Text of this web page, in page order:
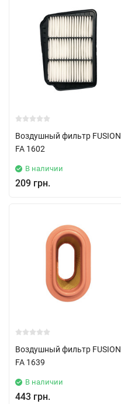
Воздушный фильтр FUSION
FA 1602
В наличии
209 грн.
Воздушный фильтр FUSION
FA 1639
В наличии
443 грн.